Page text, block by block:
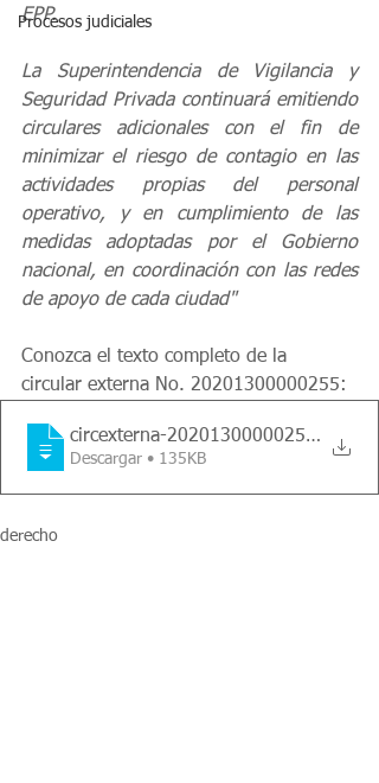
Procesos judiciales
EPP.
La Superintendencia de Vigilancia y
Seguridad Privada continuará emitiendo
circulares adicionales con el fin de
minimizar el riesgo de contagio en las
actividades propias del personal
operativo, y en cumplimiento de las
medidas adoptadas por el Gobierno
nacional, en coordinación con las redes
de apoyo de cada ciudad"
Conozca el texto completo de la
circular externa No. 20201300000255:
circexterna-20201300000255-
Descargar • 135KB
derecho